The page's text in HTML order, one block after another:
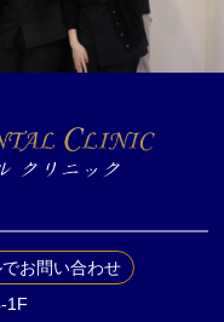
でお問い合わせ
1F